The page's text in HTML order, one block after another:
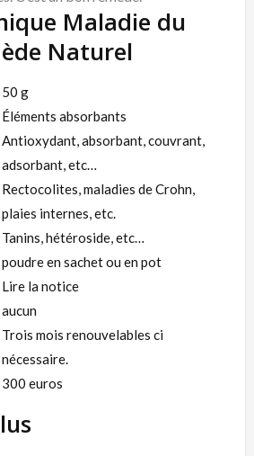
Maladie du
Naturel
50 g
Éléments absorbants
Antioxydant, absorbant, couvrant,
adsorbant, etc…
Rectocolites, maladies de Crohn,
plaies internes, etc.
Tanins, hétéroside, etc…
poudre en sachet ou en pot
Lire la notice
aucun
Trois mois renouvelables ci
nécessaire.
300 euros